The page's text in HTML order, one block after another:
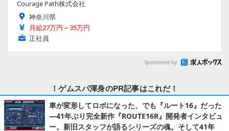
Courage Path株式会社
神奈川県
月給27万円～35万円
正社員
Sponsored by
！ゲムスパ渾身のPR記事はこれだ！
車が変形してロボになった、でも『ルート16』だった
―41年ぶり完全新作『ROUTE16R』開発者インタビュ
ー。新旧スタッフが語るシリーズの魂。そして41年